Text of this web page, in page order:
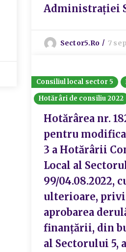
Administrației
Sector5.ro 7
Consiliul local sector 5
Hotărâri de consiliu 2022
Hotărârea nr.
pentru
3 a Hotărârii
Local al
99/04.08.2022,
ulterioare,
aprobarea
finanțării, din
al Sectorului 5, a